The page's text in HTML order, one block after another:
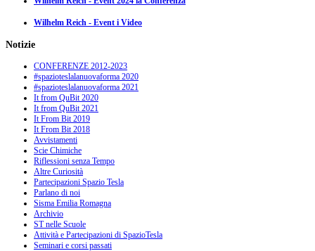
Wilhelm Reich - Event i Video
Notizie
CONFERENZE 2012-2023
#spazioteslalanuovaforma 2020
#spazioteslalanuovaforma 2021
It from QuBit 2020
It from QuBit 2021
It From Bit 2019
It From Bit 2018
Avvistamenti
Scie Chimiche
Riflessioni senza Tempo
Altre Curiosità
Partecipazioni Spazio Tesla
Parlano di noi
Sisma Emilia Romagna
Archivio
ST nelle Scuole
Attività e Partecipazioni di SpazioTesla
Seminari e corsi passati